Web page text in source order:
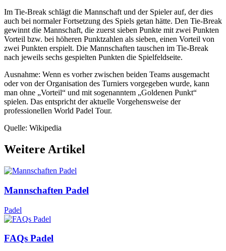
Im Tie-Break schlägt die Mannschaft und der Spieler auf, der dies
auch bei normaler Fortsetzung des Spiels getan hätte. Den Tie-Break
gewinnt die Mannschaft, die zuerst sieben Punkte mit zwei Punkten
Vorteil bzw. bei höheren Punktzahlen als sieben, einen Vorteil von
zwei Punkten erspielt. Die Mannschaften tauschen im Tie-Break
nach jeweils sechs gespielten Punkten die Spielfeldseite.
Ausnahme: Wenn es vorher zwischen beiden Teams ausgemacht
oder von der Organisation des Turniers vorgegeben wurde, kann
man ohne „Vorteil“ und mit sogenanntem „Goldenen Punkt“
spielen. Das entspricht der aktuelle Vorgehensweise der
professionellen World Padel Tour.
Quelle: Wikipedia
Weitere Artikel
Mannschaften Padel
Padel
FAQs Padel